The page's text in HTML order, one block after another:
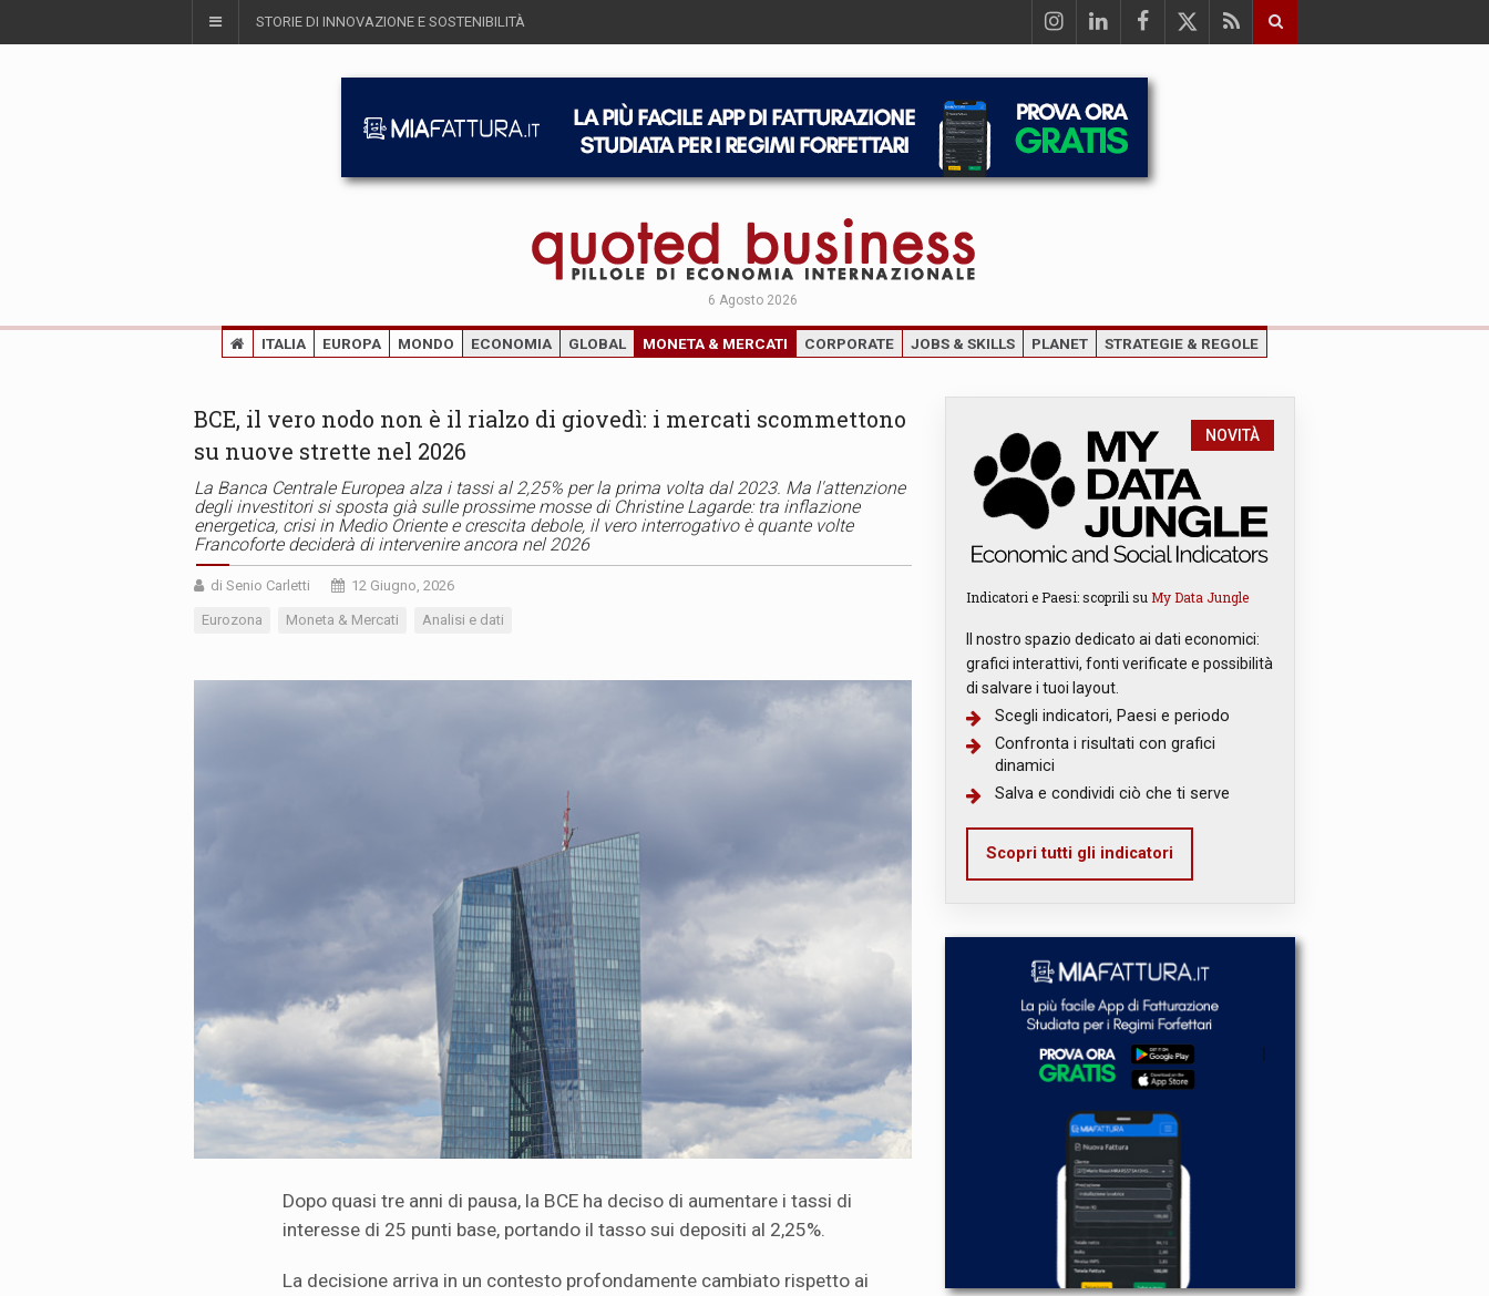
STORIE DI INNOVAZIONE E SOSTENIBILITÀ
6 Agosto 2026
ITALIA EUROPA MONDO ECONOMIA GLOBAL MONETA & MERCATI CORPORATE JOBS & SKILLS PLANET STRATEGIE & REGOLE
BCE, il vero nodo non è il rialzo di giovedì: i mercati scommettono
su nuove strette nel 2026
La Banca Centrale Europea alza i tassi al 2,25% per la prima volta dal 2023. Ma l'attenzione
degli investitori si sposta già sulle prossime mosse di Christine Lagarde: tra inflazione
energetica, crisi in Medio Oriente e crescita debole, il vero interrogativo è quante volte
Francoforte deciderà di intervenire ancora nel 2026
di Senio Carletti 12 Giugno, 2026
Eurozona Moneta & Mercati Analisi e dati
Dopo quasi tre anni di pausa, la BCE ha deciso di aumentare i tassi di
interesse di 25 punti base, portando il tasso sui depositi al 2,25%.
La decisione arriva in un contesto profondamente cambiato rispetto ai
NOVITÀ
Indicatori e Paesi: scoprili su My Data Jungle
Il nostro spazio dedicato ai dati economici:
grafici interattivi, fonti verificate e possibilità
di salvare i tuoi layout.
Scegli indicatori, Paesi e periodo
Confronta i risultati con grafici
dinamici
Salva e condividi ciò che ti serve
Scopri tutti gli indicatori